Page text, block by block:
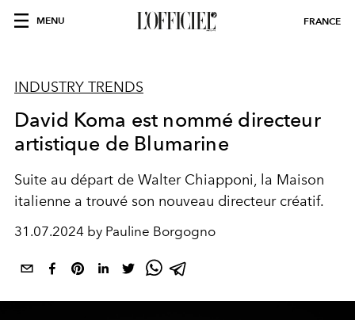
MENU FRANCE
INDUSTRY TRENDS
David Koma est nommé directeur
artistique de Blumarine
Suite au départ de Walter Chiapponi, la Maison
italienne a trouvé son nouveau directeur créatif.
31.07.2024 by Pauline Borgogno